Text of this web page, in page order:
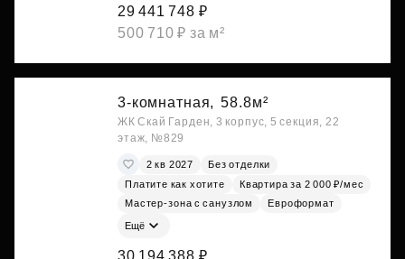
29 441 748 ₽
500 710 ₽ за м²
3-комнатная, 58.8м²
ЖК Скай Гарден, 3 корпус, 5 секция, 22
этаж, №829
2 кв 2027
Без отделки
Платите как хотите
Квартира за 2 000 ₽/мес
Мастер-зона с санузлом
Евроформат
Ещё
30 194 388 ₽